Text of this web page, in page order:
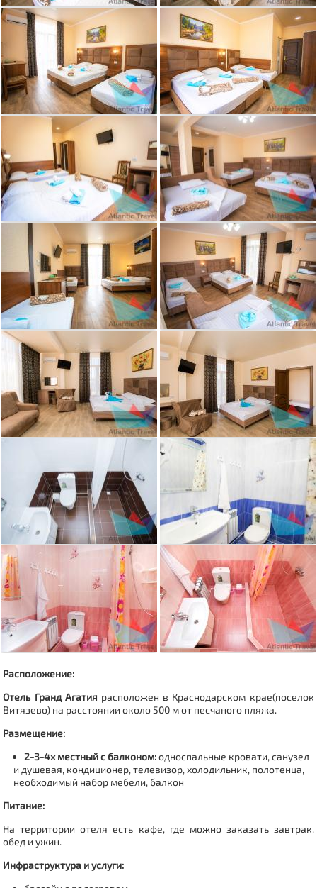
Расположение:
Отель Гранд Агатия расположен в Краснодарском крае(поселок
Витязево) на расстоянии около 500 м от песчаного пляжа.
Размещение:
2-3-4х местный с балконом:односпальные кровати, санузел
и душевая, кондиционер, телевизор, холодильник, полотенца,
необходимый набор мебели, балкон
Питание:
На территории отеля есть кафе, где можно заказать завтрак,
обед и ужин.
Инфраструктура и услуги: